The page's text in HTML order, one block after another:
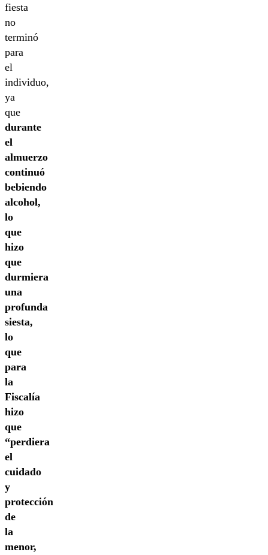
fiesta
no
terminó
para
el
individuo,
ya
que
durante
el
almuerzo
continuó
bebiendo
alcohol,
lo
que
hizo
que
durmiera
una
profunda
siesta,
lo
que
para
la
Fiscalía
hizo
que
“perdiera
el
cuidado
y
protección
de
la
menor,